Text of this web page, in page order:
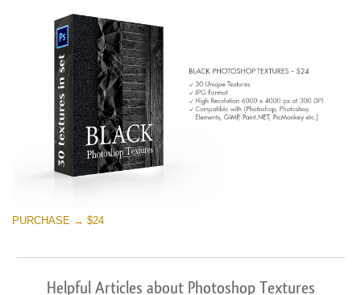
PURCHASE → $24
Helpful Articles about Photoshop Textures